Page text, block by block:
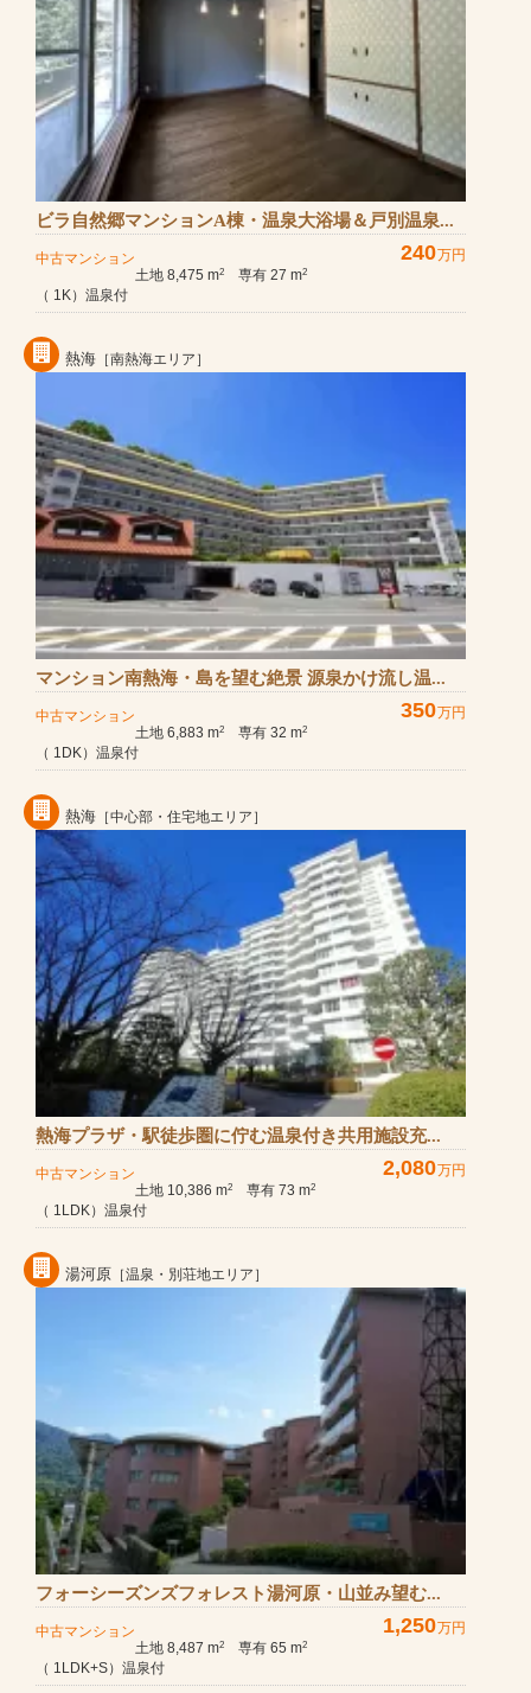
ビラ自然郷マンションA棟・温泉大浴場＆戸別温泉...
中古マンション 240万円
土地 8,475 m2 専有 27 m2
（ 1K）温泉付
熱海 ［南熱海エリア］
マンション南熱海・島を望む絶景 源泉かけ流し温...
中古マンション 350万円
土地 6,883 m2 専有 32 m2
（ 1DK）温泉付
熱海 ［中心部・住宅地エリア］
熱海プラザ・駅徒歩圏に佇む温泉付き共用施設充...
中古マンション 2,080万円
土地 10,386 m2 専有 73 m2
（ 1LDK）温泉付
湯河原 ［温泉・別荘地エリア］
フォーシーズンズフォレスト湯河原・山並み望む...
中古マンション 1,250万円
土地 8,487 m2 専有 65 m2
（ 1LDK+S）温泉付